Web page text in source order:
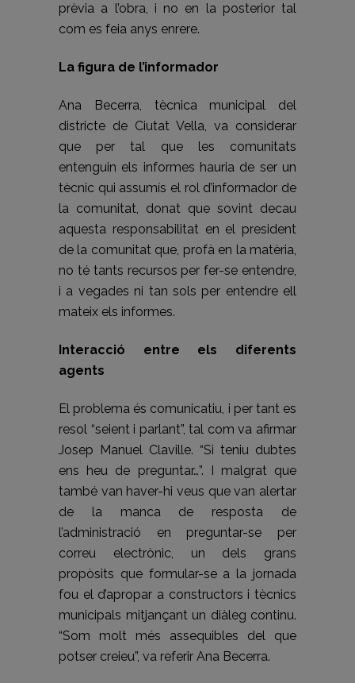
prèvia a l’obra, i no en la posterior tal
com es feia anys enrere.
La figura de l’informador
Ana Becerra, tècnica municipal del
districte de Ciutat Vella, va considerar
que per tal que les comunitats
entenguin els informes hauria de ser un
tècnic qui assumís el rol d’informador de
la comunitat, donat que sovint decau
aquesta responsabilitat en el president
de la comunitat que, profà en la matèria,
no té tants recursos per fer-se entendre,
i a vegades ni tan sols per entendre ell
mateix els informes.
Interacció entre els diferents
agents
El problema és comunicatiu, i per tant es
resol “seient i parlant”, tal com va afirmar
Josep Manuel Claville. “Si teniu dubtes
ens heu de preguntar…”. I malgrat que
també van haver-hi veus que van alertar
de la manca de resposta de
l’administració en preguntar-se per
correu electrònic, un dels grans
propòsits que formular-se a la jornada
fou el d’apropar a constructors i tècnics
municipals mitjançant un diàleg continu.
“Som molt més assequibles del que
potser creieu”, va referir Ana Becerra.